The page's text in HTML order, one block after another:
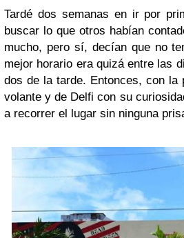
Tardé dos semanas en ir por
buscar lo que otros habían
mucho, pero sí, decían que no
mejor horario era quizá entre las
dos de la tarde. Entonces, con la
volante y de Delfi con su
a recorrer el lugar sin ninguna